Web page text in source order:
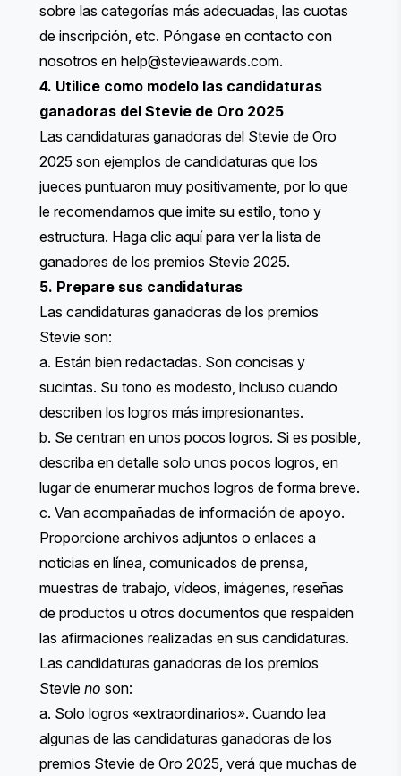
sobre las categorías más adecuadas, las cuotas
de inscripción, etc. Póngase en contacto con
nosotros en help@stevieawards.com.
4. Utilice como modelo las candidaturas
ganadoras del Stevie de Oro 2025
Las candidaturas ganadoras del Stevie de Oro
2025 son ejemplos de candidaturas que los
jueces puntuaron muy positivamente, por lo que
le recomendamos que imite su estilo, tono y
estructura. Haga clic aquípara ver la lista de
ganadores de los premios Stevie 2025.
5. Prepare sus candidaturas
Las candidaturas ganadoras de los premios
Stevie son:
a. Están bien redactadas. Son concisas y
sucintas. Su tono es modesto, incluso cuando
describen los logros más impresionantes.
b. Se centran en unos pocos logros. Si es posible,
describa en detalle solo unos pocos logros, en
lugar de enumerar muchos logros de forma breve.
c. Van acompañadas de información de apoyo.
Proporcione archivos adjuntos o enlaces a
noticias en línea, comunicados de prensa,
muestras de trabajo, vídeos, imágenes, reseñas
de productos u otros documentos que respalden
las afirmaciones realizadas en sus candidaturas.
Las candidaturas ganadoras de los premios
Stevie no son:
a. Solo logros «extraordinarios». Cuando lea
algunas de las candidaturas ganadoras de los
premios Stevie de Oro 2025, verá que muchas de